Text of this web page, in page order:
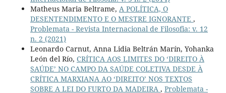
Matheus Maria Beltrame, A POLÍTICA, O
DESENTENDIMENTO E O MESTRE IGNORANTE ,
Problemata - Revista Internacional de Filosofia: v. 12
n. 2 (2021)
Leonardo Carnut, Anna Lidia Beltrán Marín, Yohanka
León del Río, CRÍTICA AOS LIMITES DO ‘DIREITO À
SAÚDE’ NO CAMPO DA SAÚDE COLETIVA DESDE À
CRÍTICA MARXIANA AO ‘DIREITO’ NOS TEXTOS
SOBRE A LEI DO FURTO DA MADEIRA , Problemata -